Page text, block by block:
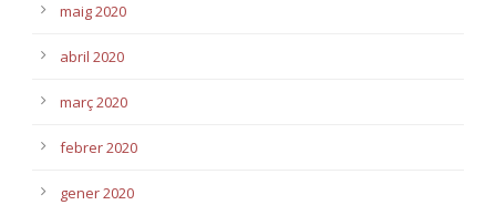
maig 2020
abril 2020
març 2020
febrer 2020
gener 2020